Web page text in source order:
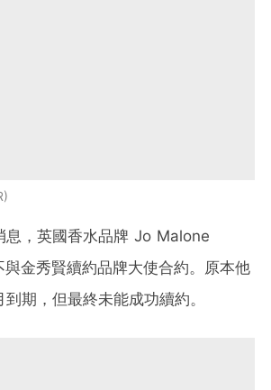
息，英國香水品牌 Jo Malone
金秀賢續約品牌大使合約。原本他
期，但最終未能成功續約。